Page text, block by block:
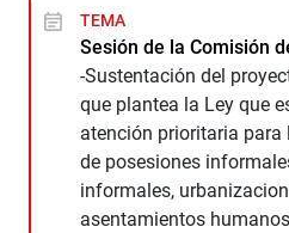
TEMA
Sesión de la Comisión
-Sustentación del
que plantea la Ley que
atención prioritaria
de posesiones
informales,
asentamientos